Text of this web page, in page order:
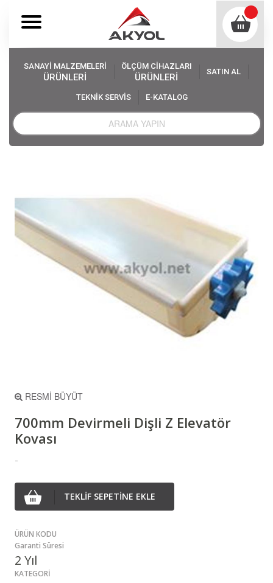
SANAYİ MALZEMELERİ
ÜRÜNLERİ
ÖLÇÜM CİHAZLARI
ÜRÜNLERİ
SATIN AL
TEKNİK SERVİS E-KATALOG
Akyol Sanayi Malzemeleri
Elevator Kovası Çeşitleri
700mm Devirmeli Dişli Z Elevatör Kovası
RESMİ BÜYÜT
700mm Devirmeli Dişli Z Elevatör
Kovası
-
TEKLİF SEPETİNE EKLE
ÜRÜN KODU
Garanti Süresi
2 Yıl
KATEGORİ